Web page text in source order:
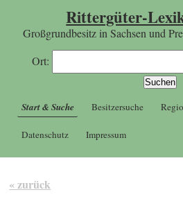
Rittergüter-
Großgrundbesitz in Sachsen und
Ort:
Start & Suche Besitzersuche
Datenschutz Impressum
« zurück